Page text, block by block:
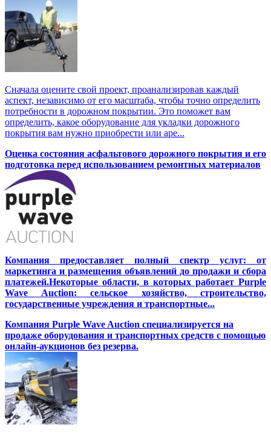
Сначала оцените свой проект, проанализировав каждый
аспект, независимо от его масштаба, чтобы точно определить
потребности в дорожном покрытии. Это поможет вам
определить, какое оборудование для укладки дорожного
покрытия вам нужно приобрести или аре...
Оценка состояния асфальтового дорожного покрытия и его
подготовка перед использованием ремонтных материалов
Компания предоставляет полный спектр услуг: от
маркетинга и размещения объявлений до продажи и сбора
платежей.Некоторые области, в которых работает Purple
Wave Auction: сельское хозяйство, строительство,
государственные учреждения и транспортные...
Компания Purple Wave Auction специализируется на
продаже оборудования и транспортных средств с помощью
онлайн-аукционов без резерва.